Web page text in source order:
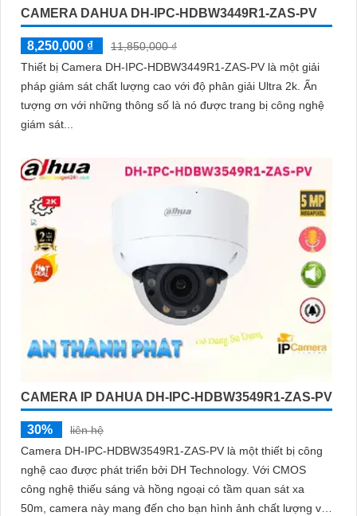
CAMERA DAHUA DH-IPC-HDBW3449R1-ZAS-PV
8,250,000 ₫
11,850,000 ₫
Thiết bị Camera DH-IPC-HDBW3449R1-ZAS-PV là một giải
pháp giám sát chất lượng cao với độ phân giải Ultra 2k. Ấn
tượng ơn với những thông số là nó được trang bị công nghệ
giám sát...
CAMERA IP DAHUA DH-IPC-HDBW3549R1-ZAS-PV
30%
liên hệ
Camera DH-IPC-HDBW3549R1-ZAS-PV là một thiết bị công
nghệ cao được phát triển bởi DH Technology. Với CMOS
công nghệ thiếu sáng và hồng ngoại có tầm quan sát xa
50m, camera này mang đến cho bạn hình ảnh chất lượng với